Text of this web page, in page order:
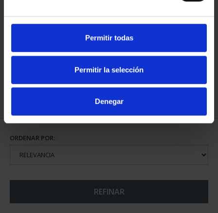
Permitir todas
Permitir la selección
Denegar
CAPITALES ESPAÑOLAS
73,00 €
CAPITALES ESPAÑOLAS
73,00 €
ORDENAR POR:
REFINAR